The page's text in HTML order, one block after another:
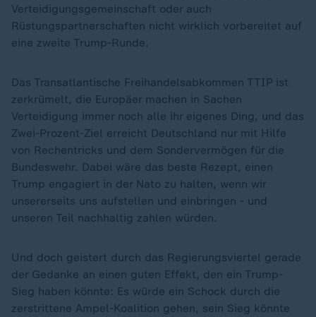
Verteidigungsgemeinschaft oder auch
Rüstungspartnerschaften nicht wirklich vorbereitet auf
eine zweite Trump-Runde.
Das Transatlantische Freihandelsabkommen TTIP ist
zerkrümelt, die Europäer machen in Sachen
Verteidigung immer noch alle ihr eigenes Ding, und das
Zwei-Prozent-Ziel erreicht Deutschland nur mit Hilfe
von Rechentricks und dem Sondervermögen für die
Bundeswehr. Dabei wäre das beste Rezept, einen
Trump engagiert in der Nato zu halten, wenn wir
unsererseits uns aufstellen und einbringen - und
unseren Teil nachhaltig zahlen würden.
Und doch geistert durch das Regierungsviertel gerade
der Gedanke an einen guten Effekt, den ein Trump-
Sieg haben könnte: Es würde ein Schock durch die
zerstrittene Ampel-Koalition gehen, sein Sieg könnte